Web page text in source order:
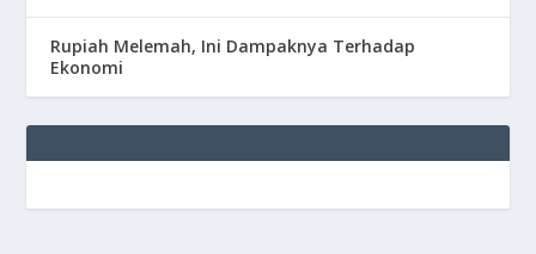
Rupiah Melemah, Ini Dampaknya Terhadap
Ekonomi